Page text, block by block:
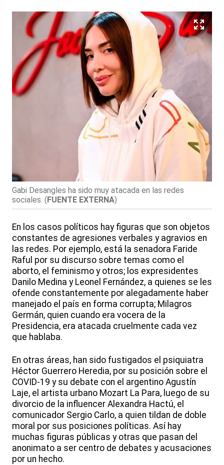
Gabi Desangles ha sido muy atacada en las redes
sociales. (FUENTE EXTERNA)
En los casos políticos hay figuras que son objetos
constantes de agresiones verbales y agravios en
las redes. Por ejemplo, está la senadora Faride
Raful por su discurso sobre temas como el
aborto, el feminismo y otros; los expresidentes
Danilo Medina y Leonel Fernández, a quienes se les
ofende constantemente por alegadamente haber
manejado el país en forma corrupta; Milagros
Germán, quien cuando era vocera de la
Presidencia, era atacada cruelmente cada vez
que hablaba.
En otras áreas, han sido fustigados el psiquiatra
Héctor Guerrero Heredia, por su posición sobre el
COVID-19 y su debate con el argentino Agustín
Laje, el artista urbano Mozart La Para, luego de su
divorcio de la influencer Alexandra Hactú, el
comunicador Sergio Carlo, a quien tildan de doble
moral por sus posiciones políticas. Así hay
muchas figuras públicas y otras que pasan del
anonimato a ser centro de debates y acusaciones
por un hecho.